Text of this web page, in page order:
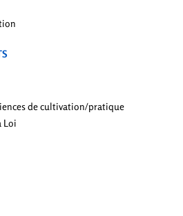
de cultivation/pratique
Loi